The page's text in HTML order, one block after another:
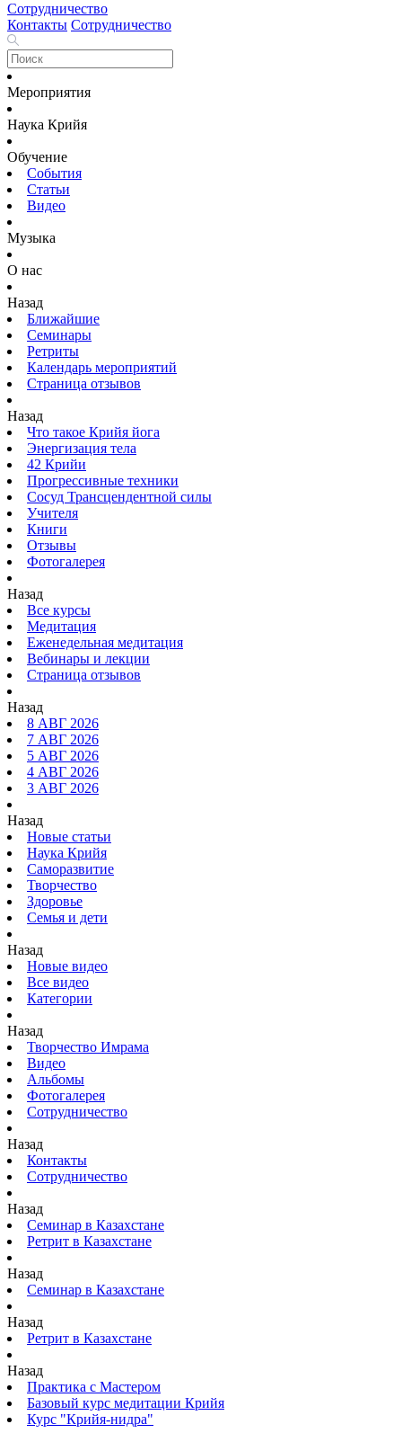
Сотрудничество
Контакты Сотрудничество
Мероприятия
Наука Крийя
Обучение
События
Статьи
Видео
Музыка
О нас
Назад
Ближайшие
Семинары
Ретриты
Календарь мероприятий
Страница отзывов
Назад
Что такое Крийя йога
Энергизация тела
42 Крийи
Прогрессивные техники
Сосуд Трансцендентной силы
Учителя
Книги
Отзывы
Фотогалерея
Назад
Все курсы
Медитация
Еженедельная медитация
Вебинары и лекции
Страница отзывов
Назад
8 АВГ 2026
7 АВГ 2026
5 АВГ 2026
4 АВГ 2026
3 АВГ 2026
Назад
Новые статьи
Наука Крийя
Саморазвитие
Творчество
Здоровье
Семья и дети
Назад
Новые видео
Все видео
Категории
Назад
Творчество Имрама
Видео
Альбомы
Фотогалерея
Сотрудничество
Назад
Контакты
Сотрудничество
Назад
Семинар в Казахстане
Ретрит в Казахстане
Назад
Семинар в Казахстане
Назад
Ретрит в Казахстане
Назад
Практика с Мастером
Базовый курс медитации Крийя
Курс "Крийя-нидра"